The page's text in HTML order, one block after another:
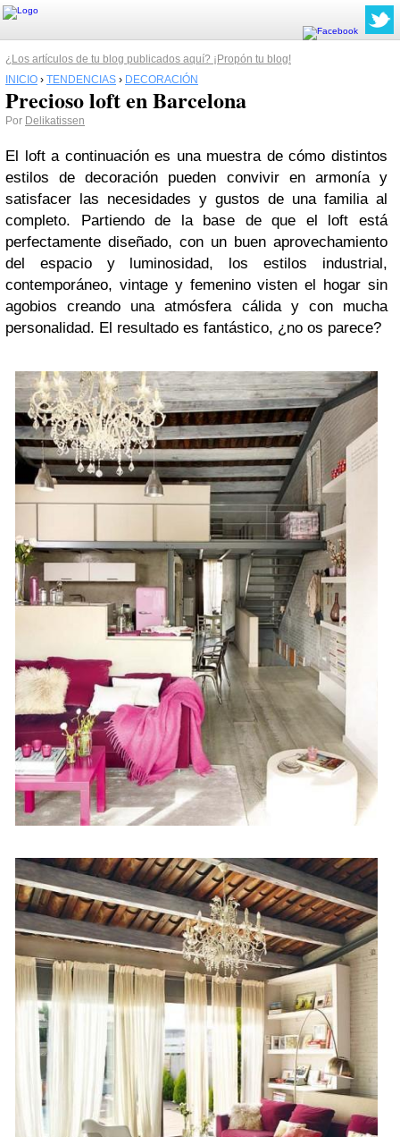
¿Los artículos de tu blog publicados aquí? ¡Propón tu blog!
INICIO › TENDENCIAS › DECORACIÓN
Precioso loft en Barcelona
Por Delikatissen
El loft a continuación es una muestra de cómo distintos
estilos de decoración pueden convivir en armonía y
satisfacer las necesidades y gustos de una familia al
completo. Partiendo de la base de que el loft está
perfectamente diseñado, con un buen aprovechamiento
del espacio y luminosidad, los estilos industrial,
contemporáneo, vintage y femenino visten el hogar sin
agobios creando una atmósfera cálida y con mucha
personalidad. El resultado es fantástico, ¿no os parece?